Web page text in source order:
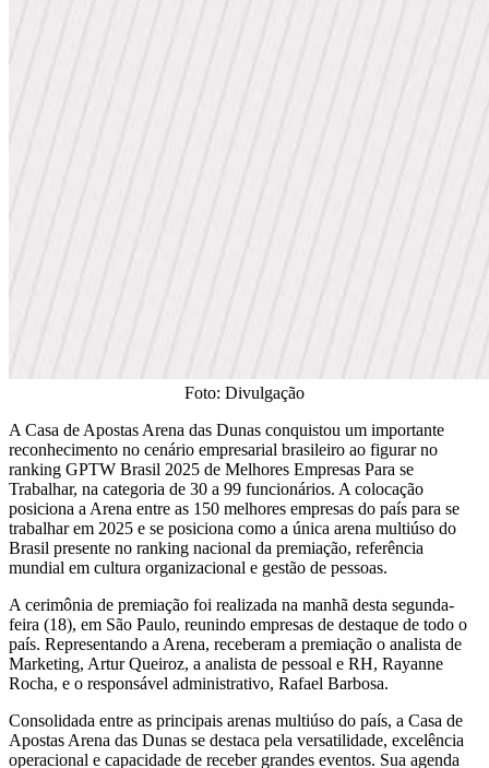
Foto: Divulgação
A Casa de Apostas Arena das Dunas conquistou um importante
reconhecimento no cenário empresarial brasileiro ao figurar no
ranking GPTW Brasil 2025 de Melhores Empresas Para se
Trabalhar, na categoria de 30 a 99 funcionários. A colocação
posiciona a Arena entre as 150 melhores empresas do país para se
trabalhar em 2025 e se posiciona como a única arena multiúso do
Brasil presente no ranking nacional da premiação, referência
mundial em cultura organizacional e gestão de pessoas.
A cerimônia de premiação foi realizada na manhã desta segunda-
feira (18), em São Paulo, reunindo empresas de destaque de todo o
país. Representando a Arena, receberam a premiação o analista de
Marketing, Artur Queiroz, a analista de pessoal e RH, Rayanne
Rocha, e o responsável administrativo, Rafael Barbosa.
Consolidada entre as principais arenas multiúso do país, a Casa de
Apostas Arena das Dunas se destaca pela versatilidade, excelência
operacional e capacidade de receber grandes eventos. Sua agenda